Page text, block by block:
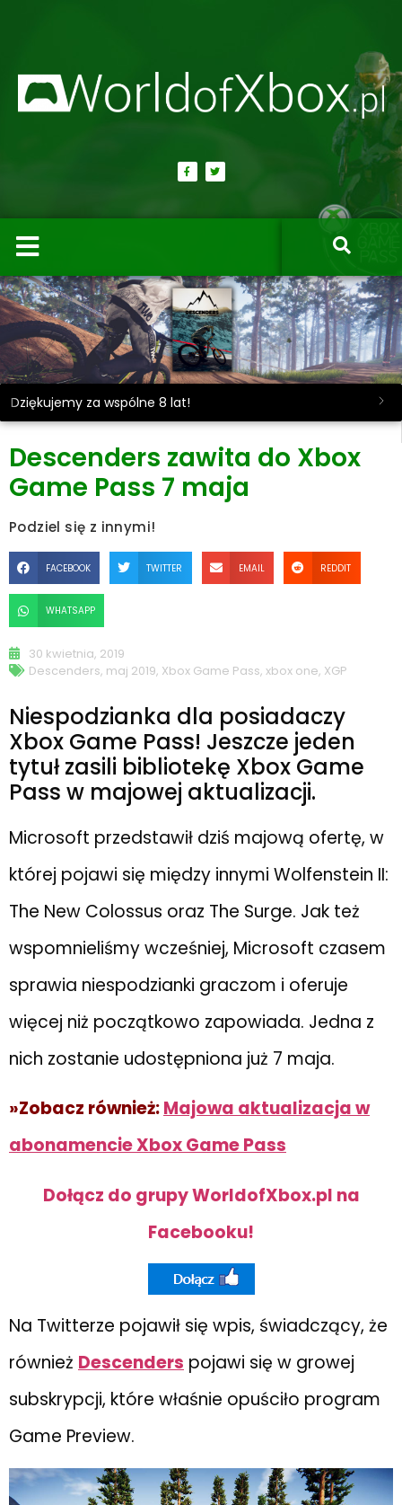
Dziękujemy za wspólne 8 lat!
Descenders zawita do Xbox
Game Pass 7 maja
Podziel się z innymi!
FACEBOOK TWITTER EMAIL REDDIT
WHATSAPP
30 kwietnia, 2019
Descenders, maj 2019, Xbox Game Pass, xbox one, XGP
Niespodzianka dla posiadaczy
Xbox Game Pass! Jeszcze jeden
tytuł zasili bibliotekę Xbox Game
Pass w majowej aktualizacji.
Microsoft przedstawił dziś majową ofertę, w
której pojawi się między innymi Wolfenstein II:
The New Colossus oraz The Surge. Jak też
wspomnieliśmy wcześniej, Microsoft czasem
sprawia niespodzianki graczom i oferuje
więcej niż początkowo zapowiada. Jedna z
nich zostanie udostępniona już 7 maja.
»Zobacz również:Majowa aktualizacja w
abonamencie Xbox Game Pass
Dołącz do grupy WorldofXbox.pl na
Facebooku!
Na Twitterze pojawił się wpis, świadczący, że
również Descenders pojawi się w growej
subskrypcji, które właśnie opuściło program
Game Preview.